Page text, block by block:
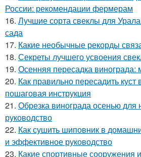
России: рекомендации фермерам
16. Лучшие сорта свеклы для
сада
17. Какие необычные рекорды
18. Секреты лучшего усвоения
19. Осенняя пересадка винограда:
20. Как правильно пересадить
пошаговая инструкция
21. Обрезка винограда осенью для
руководство
22. Как сушить шиповник в
и эффективное руководство
23. Какие спортивные сооружения